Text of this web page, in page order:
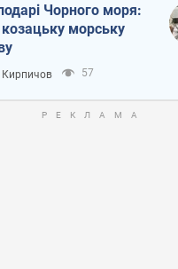
Чорного моря:
морську
Кирпичов 57